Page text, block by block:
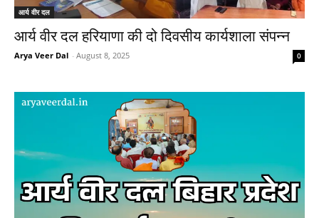
आर्य वीर दल
आर्य वीर दल हरियाणा की दो दिवसीय कार्यशाला संपन्न
Arya Veer Dal - August 8, 2025 0